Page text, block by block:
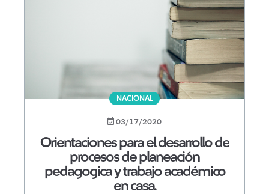
NACIONAL
03/17/2020
Orientaciones para el desarrollo de
procesos de planeación
pedagogica y trabajo académico
en casa.